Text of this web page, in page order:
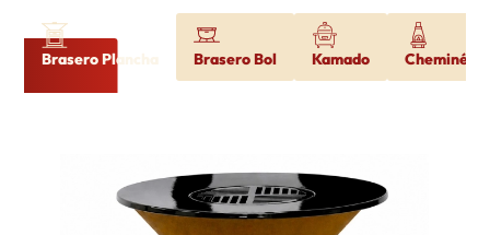
Brasero Plancha Brasero Bol Kamado Cheminée